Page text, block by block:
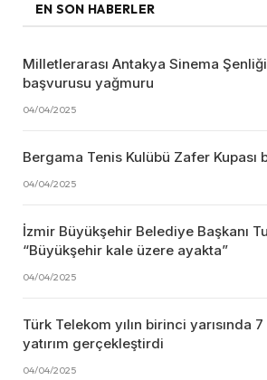
EN SON HABERLER
Milletlerarası Antakya Sinema
başvurusu yağmuru
04/04/2025
Bergama Tenis Kulübü Zafer Kupası
04/04/2025
İzmir Büyükşehir Belediye Başkanı
“Büyükşehir kale üzere ayakta”
04/04/2025
Türk Telekom yılın birinci yarısında
yatırım gerçekleştirdi
04/04/2025